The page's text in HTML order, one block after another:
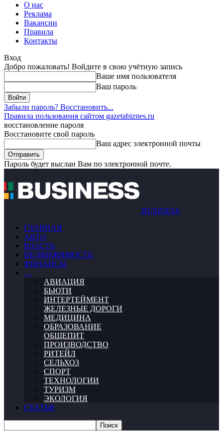
О нас
Реклама
Вакансии
Правила
Контакты
Вход
Добро пожаловать! Войдите в свою учётную запись
Ваше имя пользователя
Ваш пароль
Забыли пароль? Восстановить...
Правила пользования сайтом gazetabiznes.ru
восстановление пароля
Восстановите свой пароль
Ваш адрес электронной почты
Пароль будет выслан Вам по электронной почте.
BUSINESS
ГЛАВНАЯ
АВТО
ВЛАСТЬ
НЕДВИЖИМОСТЬ
ФИНАНСЫ
…
АВИАЦИЯ
БЬЮТИ
ИНТЕРТЕЙМЕНТ
ЖЕЛЕЗНЫЕ ДОРОГИ
МЕДИЦИНА
ОБРАЗОВАНИЕ
ОБЩЕПИТ
ПРОИЗВОДСТВО
РИТЕЙЛ
СЕЛЬХОЗ
СПОРТ
ТЕХНОЛОГИИ
ТУРИЗМ
ЭКОЛОГИЯ
СТАТЬИ